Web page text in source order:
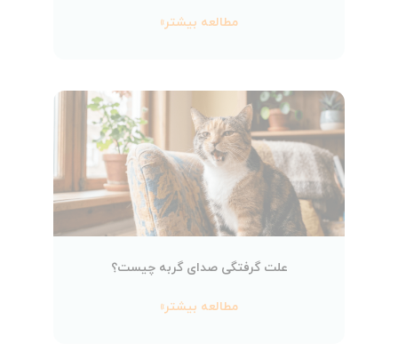
مطالعه بیشتر»
علت گرفتگی صدای گربه چیست؟
مطالعه بیشتر»